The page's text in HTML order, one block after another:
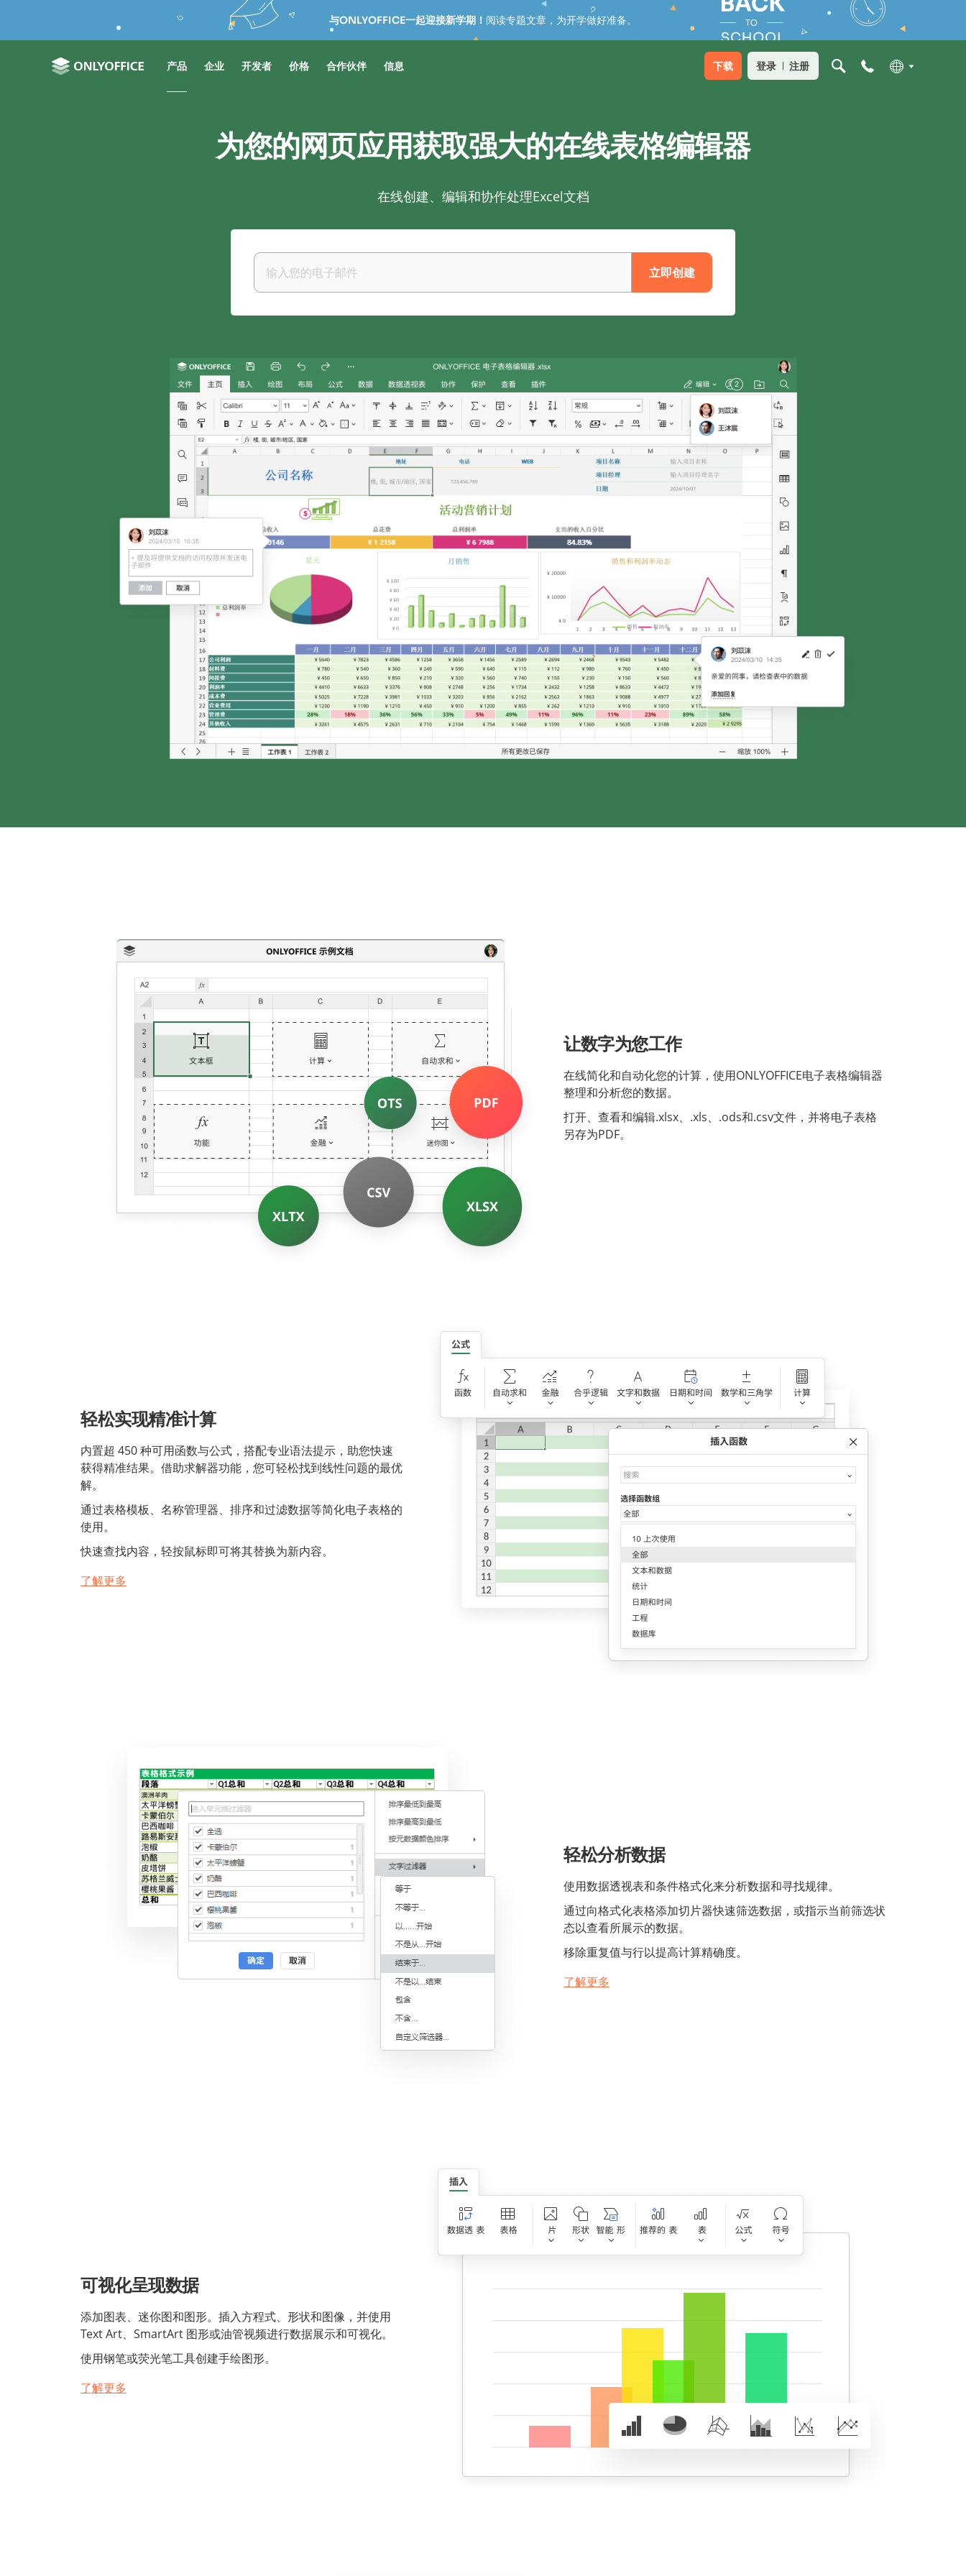
与ONLYOFFICE一起迎接新学期！ 阅读专题文章，为开学做好准备。
产品 企业 开发者 价格 合作伙伴 信息 下载 登录 注册
为您的网页应用获取强大的在线表格编辑器
在线创建、编辑和协作处理Excel文档
立即创建
让数字为您工作
在线简化和自动化您的计算，使用ONLYOFFICE电子表格编辑器
整理和分析您的数据。
打开、查看和编辑.xlsx、.xls、.ods和.csv文件，并将电子表格
另存为PDF。
轻松实现精准计算
内置超 450 种可用函数与公式，搭配专业语法提示，助您快速
获得精准结果。借助求解器功能，您可轻松找到线性问题的最优
解。
通过表格模板、名称管理器、排序和过滤数据等简化电子表格的
使用。
快速查找内容，轻按鼠标即可将其替换为新内容。
了解更多
轻松分析数据
使用数据透视表和条件格式化来分析数据和寻找规律。
通过向格式化表格添加切片器快速筛选数据，或指示当前筛选状
态以查看所展示的数据。
移除重复值与行以提高计算精确度。
了解更多
可视化呈现数据
添加图表、迷你图和图形。插入方程式、形状和图像，并使用
Text Art、SmartArt 图形或油管视频进行数据展示和可视化。
使用钢笔或荧光笔工具创建手绘图形。
了解更多